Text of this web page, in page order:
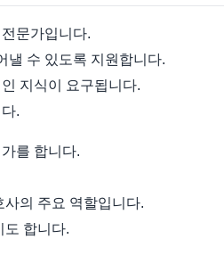
문가입니다.
낼 수 있도록 지원합니다.
지식이 요구됩니다.
.
를 합니다.
의 주요 역할입니다.
도 합니다.